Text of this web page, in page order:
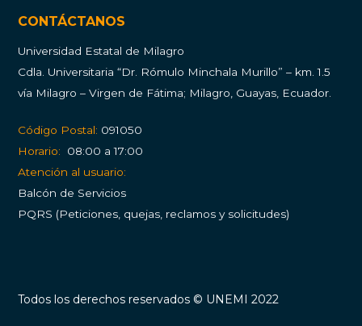
CONTÁCTANOS
Universidad Estatal de Milagro
Cdla. Universitaria “Dr. Rómulo Minchala Murillo” – km. 1.5
vía Milagro – Virgen de Fátima; Milagro, Guayas, Ecuador.
Código Postal: 091050
Horario:
08:00 a 17:00
Atención al usuario:
Balcón de Servicios
PQRS (Peticiones, quejas, reclamos y solicitudes)
Todos los derechos reservados © UNEMI 2022